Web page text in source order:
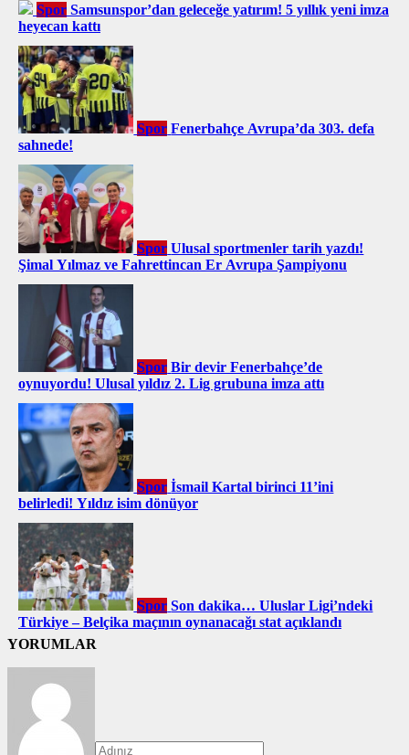
Spor Samsunspor’dan geleceğe yatırım! 5 yıllık yeni imza
heyecan kattı
Spor Fenerbahçe Avrupa’da 303. defa
sahnede!
Spor Ulusal sportmenler tarih yazdı!
Şimal Yılmaz ve Fahrettincan Er Avrupa Şampiyonu
Spor Bir devir Fenerbahçe’de
oynuyordu! Ulusal yıldız 2. Lig grubuna imza attı
Spor İsmail Kartal birinci 11’ini
belirledi! Yıldız isim dönüyor
Spor Son dakika… Uluslar Ligi’ndeki
Türkiye – Belçika maçının oynanacağı stat açıklandı
YORUMLAR